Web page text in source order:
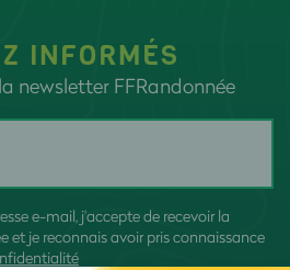
INFORMÉS
newsletter FFRandonnée
e-mail, j'accepte de recevoir la
et je reconnais avoir pris connaissance